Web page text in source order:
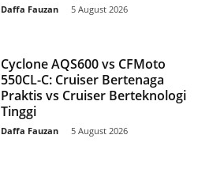
Daffa Fauzan 5 August 2026
Cyclone AQS600 vs CFMoto
550CL-C: Cruiser Bertenaga
Praktis vs Cruiser Berteknologi
Tinggi
Daffa Fauzan 5 August 2026